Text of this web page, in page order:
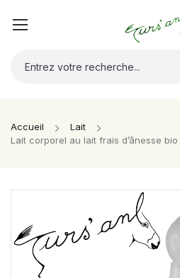
Accueil
Lait
Lait corporel au lait frais d’ânesse